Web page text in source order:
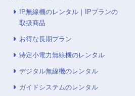
IP無線機のレンタル｜IPプランの
取扱商品
お得な長期プラン
特定小電力無線機のレンタル
デジタル無線機のレンタル
ガイドシステムのレンタル